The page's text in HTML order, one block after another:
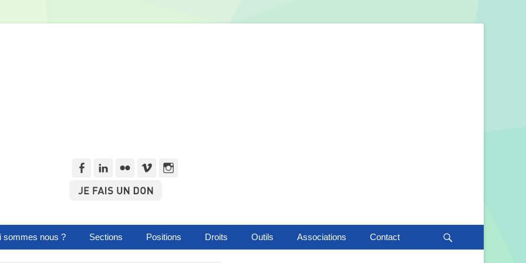
FacebookLinkedln
FlickrVimeoInstagram
sommes nous ? Sections Positions Droits Outils Associations Contact